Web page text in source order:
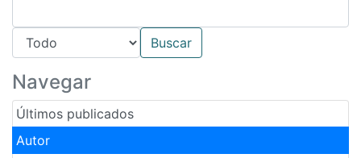
Navegar
Últimos publicados
Autor